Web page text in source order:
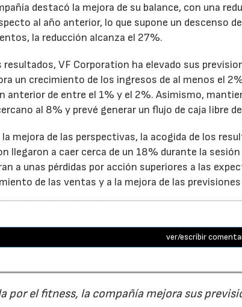
destacó la mejora de su balance, con una
al año anterior, lo que supone un descenso
la reducción alcanza el 27%.
resultados, VF Corporation ha elevado sus
un crecimiento de los ingresos de al menos el
anterior de entre el 1% y el 2%. Asimismo,
al 8% y prevé generar un flujo de caja libre
la mejora de las perspectivas, la acogida de los
llegaron a caer cerca de un 18% durante la
a unas pérdidas por acción superiores a las
de las ventas y a la mejora de las previsiones
ver/escribir
por el fitness, la compañía mejora sus